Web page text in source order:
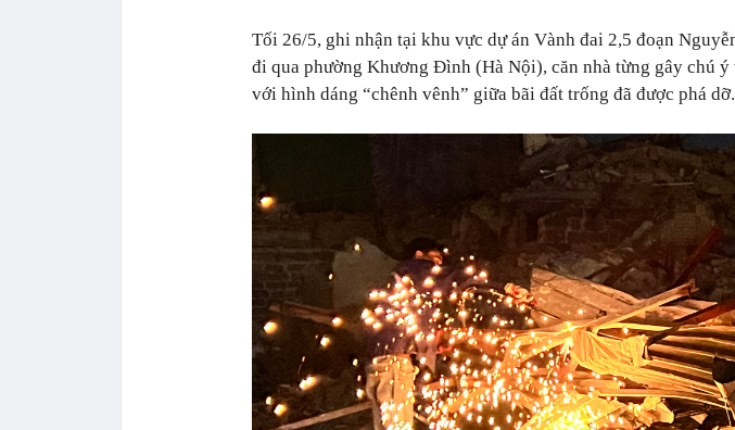
Tối 26/5, ghi nhận tại khu vực dự án Vành đai 2,5 đoạn
đi qua phường Khương Đình (Hà Nội), căn nhà từng gây chú ý
với hình dáng “chênh vênh” giữa bãi đất trống đã được phá dỡ.